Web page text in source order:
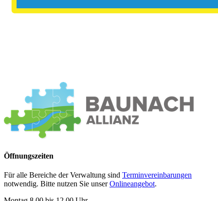
Öffnungszeiten
Für alle Bereiche der Verwaltung sind Terminvereinbarungen
notwendig. Bitte nutzen Sie unserOnlineangebot.